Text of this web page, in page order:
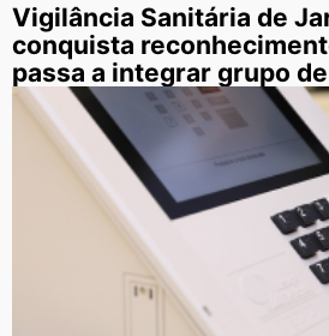
Vigilância Sanitária de
conquista
passa a integrar grupo